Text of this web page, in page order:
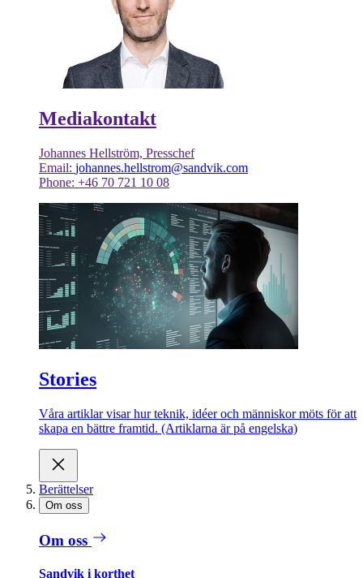
Mediakontakt
Johannes Hellström, Presschef
Email: johannes.hellstrom@sandvik.com
Phone: +46 70 721 10 08
Stories
Våra artiklar visar hur teknik, idéer och människor möts för att
skapa en bättre framtid. (Artiklarna är på engelska)
Berättelser
Om oss
Om oss
Sandvik i korthet